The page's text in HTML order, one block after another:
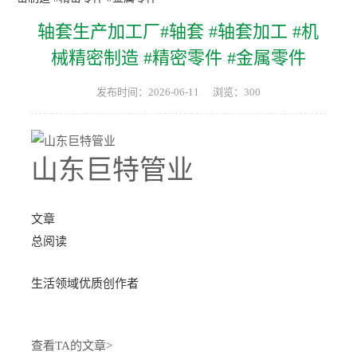
轴套生产加工厂#轴套 #轴套加工 #机
械精密制造 #精密零件 #金属零件
发布时间：2026-06-11 浏览：300
山东巨特管业
文章
总阅读
生活领域优质创作者
查看TA的文章>